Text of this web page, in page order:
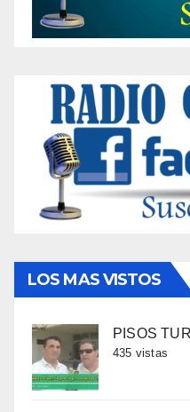
LOS MAS VISTOS
PISOS
435 vistas